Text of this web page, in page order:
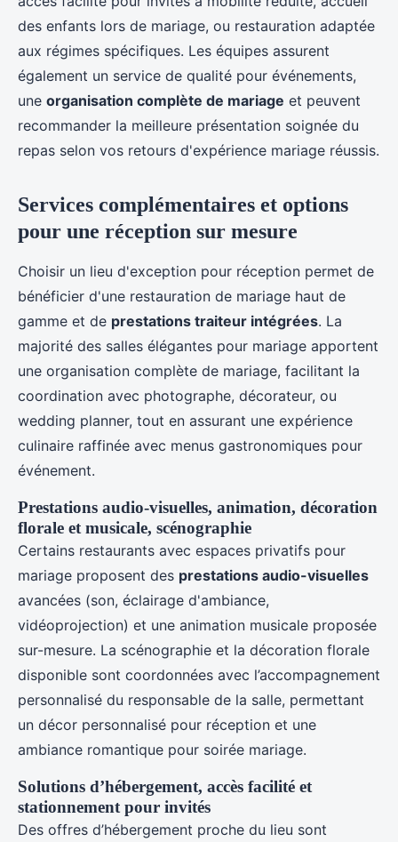
des enfants lors de mariage, ou restauration adaptée
aux régimes spécifiques. Les équipes assurent
également un service de qualité pour événements,
une organisation complète de mariage et peuvent
recommander la meilleure présentation soignée du
repas selon vos retours d'expérience mariage réussis.
Services complémentaires et options
pour une réception sur mesure
Choisir un lieu d'exception pour réception permet de
bénéficier d'une restauration de mariage haut de
gamme et de prestations traiteur intégrées. La
majorité des salles élégantes pour mariage apportent
une organisation complète de mariage, facilitant la
coordination avec photographe, décorateur, ou
wedding planner, tout en assurant une expérience
culinaire raffinée avec menus gastronomiques pour
événement.
Prestations audio-visuelles, animation, décoration
florale et musicale, scénographie
Certains restaurants avec espaces privatifs pour
mariage proposent des prestations audio-visuelles
avancées (son, éclairage d'ambiance,
vidéoprojection) et une animation musicale proposée
sur-mesure. La scénographie et la décoration florale
disponible sont coordonnées avec l’accompagnement
personnalisé du responsable de la salle, permettant
un décor personnalisé pour réception et une
ambiance romantique pour soirée mariage.
Solutions d’hébergement, accès facilité et
stationnement pour invités
Des offres d’hébergement proche du lieu sont